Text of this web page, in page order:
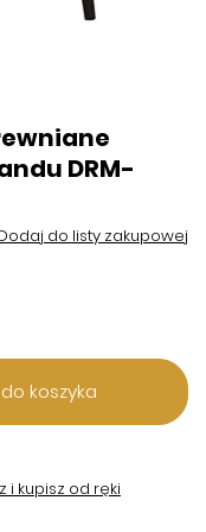
DRM-
do listy zakupowej
koszyka
i kupisz od ręki